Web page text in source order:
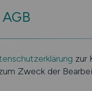
zur
Zweck der